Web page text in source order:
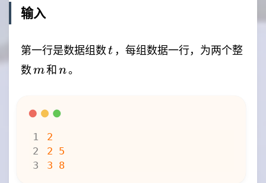
输入
第一行是数据组数t
t ，每组数据一行，为两个整
数m
m和n
n。
3 8